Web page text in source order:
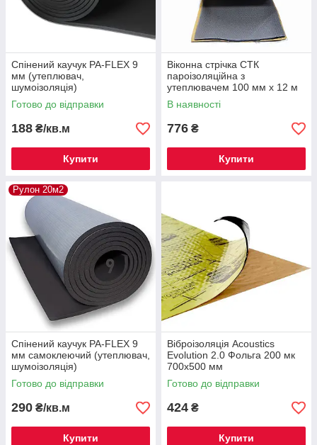
Спінений каучук PA-FLEX 9
мм (утеплювач,
шумоізоляція)
Готово до відправки
188 ₴/кв.м
Купити
Віконна стрічка СТК
пароізоляційна з
утеплювачем 100 мм х 12 м
В наявності
776 ₴
Купити
Рулон 20м2
Спінений каучук PA-FLEX 9
мм самоклеючий (утеплювач,
шумоізоляція)
Готово до відправки
290 ₴/кв.м
Купити
Віброізоляція Acoustics
Evolution 2.0 Фольга 200 мк
700х500 мм
Готово до відправки
424 ₴
Купити